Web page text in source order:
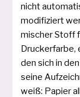
nicht
modi­fi­ziert
mi­scher Stoff
Druckerfarbe,
den sich in
sei­ne
weiß: Papier